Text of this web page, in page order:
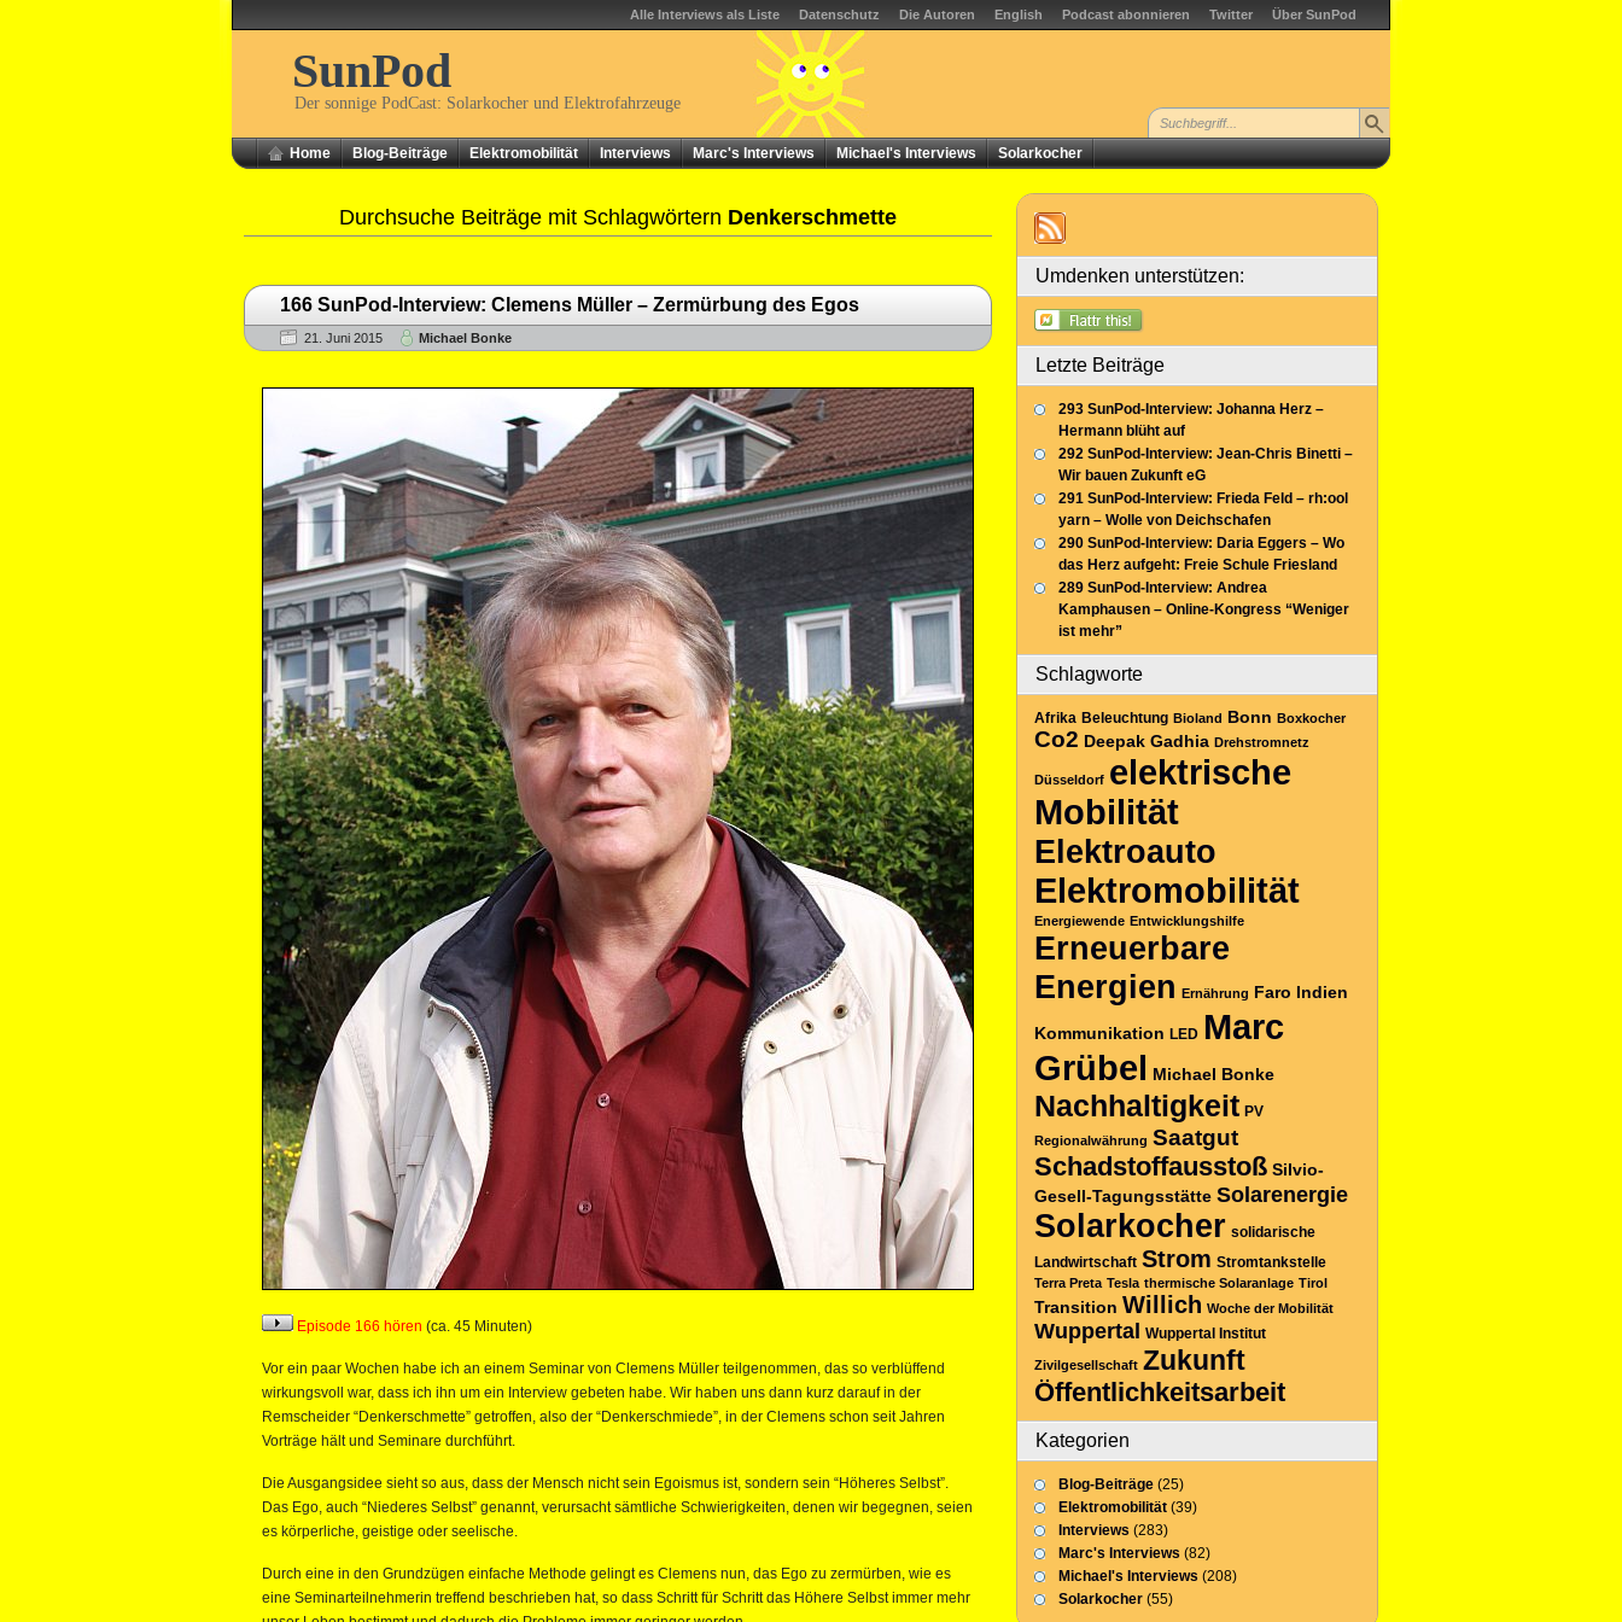
Alle Interviews als Liste Datenschutz Die Autoren English Podcast abonnieren Twitter Über SunPod
SunPod
Der sonnige PodCast: Solarkocher und Elektrofahrzeuge
Home Blog-Beiträge Elektromobilität Interviews Marc's Interviews Michael's Interviews Solarkocher
Durchsuche Beiträge mit Schlagwörtern Denkerschmette
166 SunPod-Interview: Clemens Müller – Zermürbung des Egos
21. Juni 2015 Michael Bonke
Episode 166 hören (ca. 45 Minuten)
Vor ein paar Wochen habe ich an einem Seminar von Clemens Müller teilgenommen, das so verblüffend
wirkungsvoll war, dass ich ihn um ein Interview gebeten habe. Wir haben uns dann kurz darauf in der
Remscheider “Denkerschmette” getroffen, also der “Denkerschmiede”, in der Clemens schon seit Jahren
Vorträge hält und Seminare durchführt.
Die Ausgangsidee sieht so aus, dass der Mensch nicht sein Egoismus ist, sondern sein “Höheres Selbst”.
Das Ego, auch “Niederes Selbst” genannt, verursacht sämtliche Schwierigkeiten, denen wir begegnen, seien
es körperliche, geistige oder seelische.
Durch eine in den Grundzügen einfache Methode gelingt es Clemens nun, das Ego zu zermürben, wie es
eine Seminarteilnehmerin treffend beschrieben hat, so dass Schritt für Schritt das Höhere Selbst immer mehr
Umdenken unterstützen:
Letzte Beiträge
293 SunPod-Interview: Johanna Herz –
Hermann blüht auf
292 SunPod-Interview: Jean-Chris Binetti –
Wir bauen Zukunft eG
291 SunPod-Interview: Frieda Feld – rh:ool
yarn – Wolle von Deichschafen
290 SunPod-Interview: Daria Eggers – Wo
das Herz aufgeht: Freie Schule Friesland
289 SunPod-Interview: Andrea
Kamphausen – Online-Kongress “Weniger
ist mehr”
Schlagworte
Afrika Beleuchtung Bioland Bonn Boxkocher
Co2 Deepak Gadhia Drehstromnetz
Düsseldorf elektrische
Mobilität
Elektroauto
Elektromobilität
Energiewende Entwicklungshilfe
Erneuerbare
Energien Ernährung Faro Indien
Kommunikation LED Marc
Grübel Michael Bonke
Nachhaltigkeit PV
Regionalwährung Saatgut
Schadstoffausstoß Silvio-
Gesell-Tagungsstätte Solarenergie
Solarkocher solidarische
Landwirtschaft Strom Stromtankstelle
Terra Preta Tesla thermische Solaranlage Tirol
Transition Willich Woche der Mobilität
Wuppertal Wuppertal Institut
Zivilgesellschaft Zukunft
Öffentlichkeitsarbeit
Kategorien
Blog-Beiträge (25)
Elektromobilität (39)
Interviews (283)
Marc's Interviews (82)
Michael's Interviews (208)
Solarkocher (55)